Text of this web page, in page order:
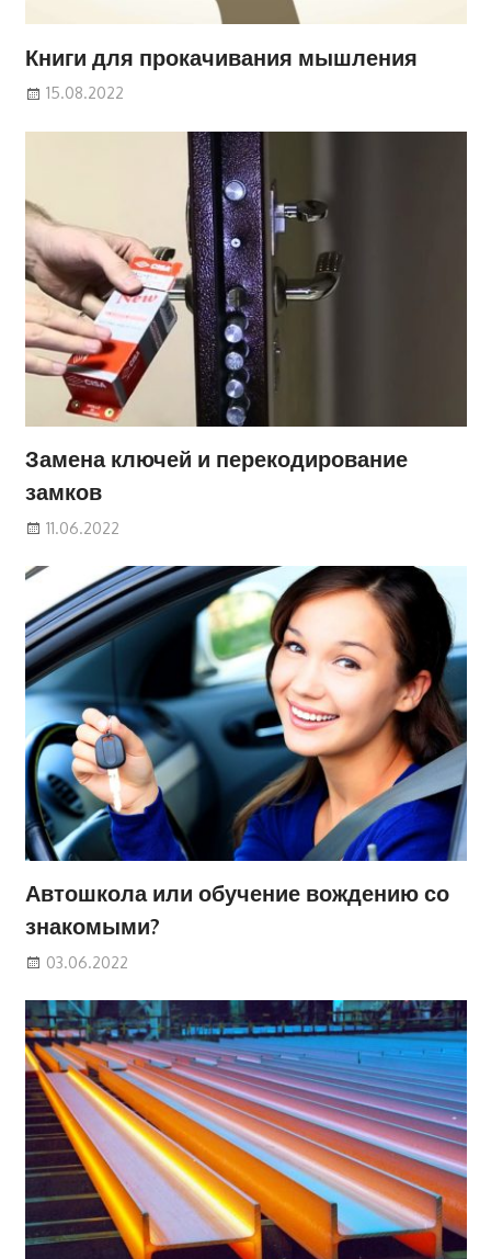
Книги для прокачивания мышления
15.08.2022
Замена ключей и перекодирование
замков
11.06.2022
Автошкола или обучение вождению со
знакомыми?
03.06.2022